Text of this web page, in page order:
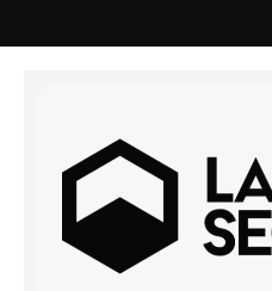
Lab Secreto
O Lab Secreto é uma
transforma complexidade
mensurável, unindo